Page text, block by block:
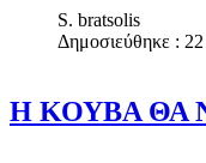
S. bratsolis
Δημοσιεύθηκε :
H ΚΟΥΒΑ ΘΑ